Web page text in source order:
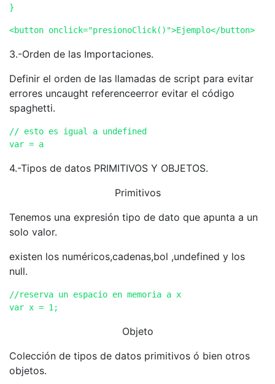
}
<button onclick="presionoClick()">Ejemplo</button>
3.-Orden de las Importaciones.
Definir el orden de las llamadas de script para evitar
errores uncaught referenceerror evitar el código
spaghetti.
// esto es igual a undefined
var = a
4.-Tipos de datos PRIMITIVOS Y OBJETOS.
Primitivos
Tenemos una expresión tipo de dato que apunta a un
solo valor.
existen los numéricos,cadenas,bol ,undefined y los
null.
//reserva un espacio en memoria a x
Objeto
Colección de tipos de datos primitivos ó bien otros
objetos.